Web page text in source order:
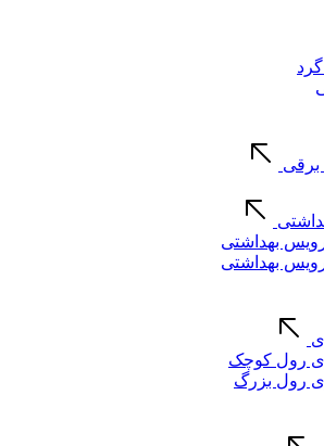
رول کوچک
رول بزرگ